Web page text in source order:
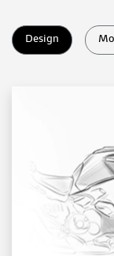
Design